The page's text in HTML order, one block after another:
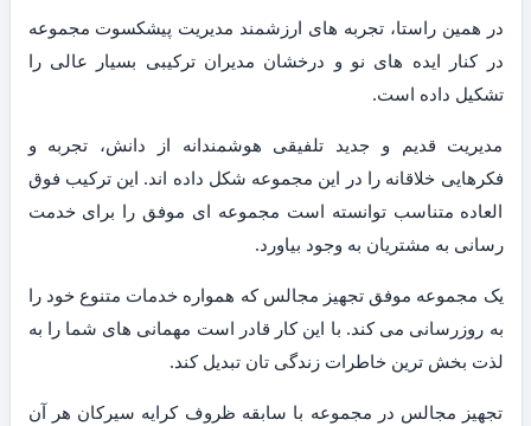
در همین راستا، تجربه های ارزشمند مدیریت پیشکسوت مجموعه
در کنار ایده های نو و درخشان مدیران ترکیبی بسیار عالی را
تشکیل داده است.
مدیریت قدیم و جدید تلفیقی هوشمندانه از دانش، تجربه و
فکرهایی خلاقانه را در این مجموعه شکل داده اند. این ترکیب فوق
العاده متناسب توانسته است مجموعه ای موفق را برای خدمت
رسانی به مشتریان به وجود بیاورد.
یک مجموعه موفق تجهیز مجالس که همواره خدمات متنوع خود را
به روزرسانی می کند. با این کار قادر است مهمانی های شما را به
لذت بخش ترین خاطرات زندگی تان تبدیل کند.
تجهیز مجالس در مجموعه با سابقه ظروف کرایه سیرکان هر آن